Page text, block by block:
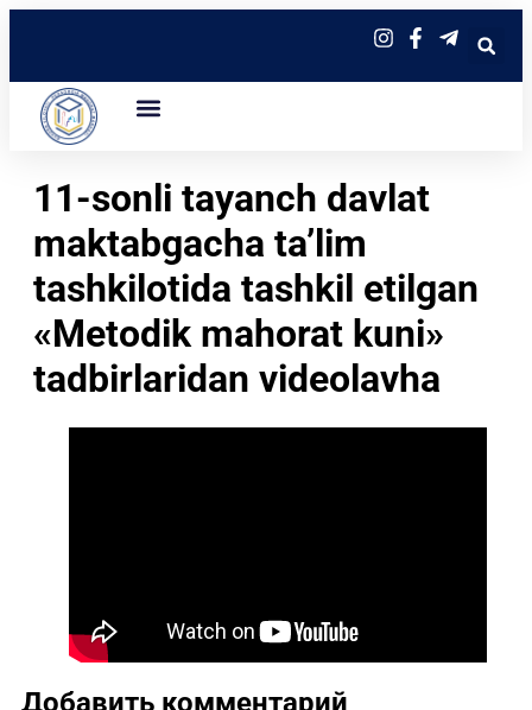
11-sonli tayanch davlat
maktabgacha ta’lim
tashkilotida tashkil etilgan
«Metodik mahorat kuni»
tadbirlaridan videolavha
Добавить комментарий